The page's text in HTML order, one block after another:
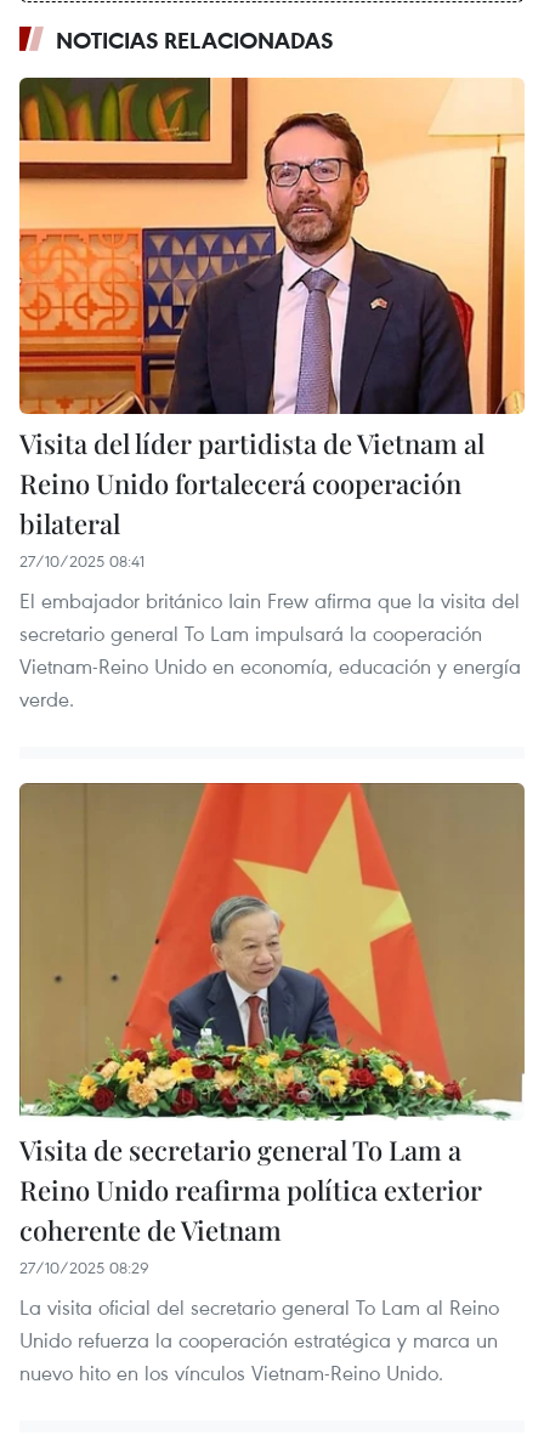
NOTICIAS RELACIONADAS
Visita del líder partidista de Vietnam al
Reino Unido fortalecerá cooperación
bilateral
27/10/2025 08:41
El embajador británico Iain Frew afirma que la visita del
secretario general To Lam impulsará la cooperación
Vietnam-Reino Unido en economía, educación y energía
verde.
Visita de secretario general To Lam a
Reino Unido reafirma política exterior
coherente de Vietnam
27/10/2025 08:29
La visita oficial del secretario general To Lam al Reino
Unido refuerza la cooperación estratégica y marca un
nuevo hito en los vínculos Vietnam-Reino Unido.